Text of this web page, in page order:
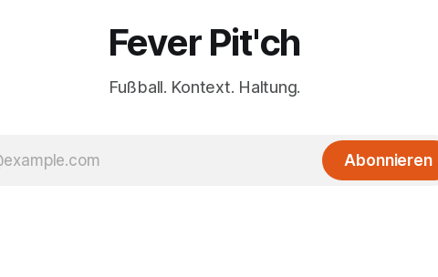
Fever Pit'ch
Fußball. Kontext. Haltung.
Abonnieren